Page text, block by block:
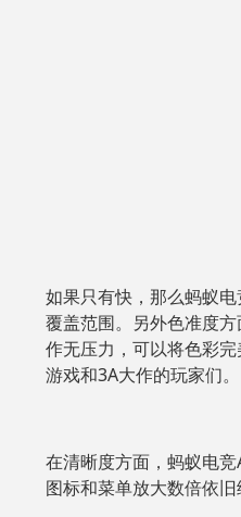
如果只有快，那么蚂蚁
覆盖范围。另外色准度
作无压力，可以将色彩
游戏和3A大作的玩家们。
在清晰度方面，蚂蚁电
图标和菜单放大数倍依